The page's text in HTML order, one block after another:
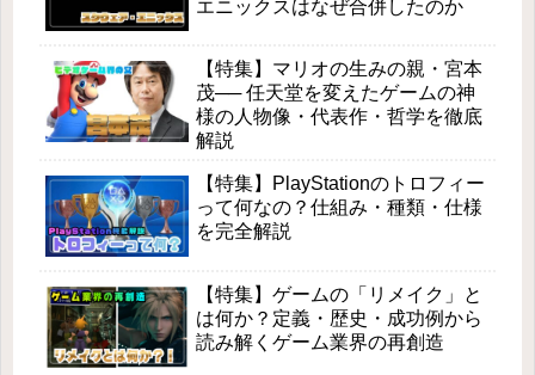
エニックスはなぜ合併したのか
【特集】マリオの生みの親・宮本
茂── 任天堂を変えたゲームの神
様の人物像・代表作・哲学を徹底
解説
【特集】PlayStationのトロフィー
って何なの？仕組み・種類・仕様
を完全解説
【特集】ゲームの「リメイク」と
は何か？定義・歴史・成功例から
読み解くゲーム業界の再創造